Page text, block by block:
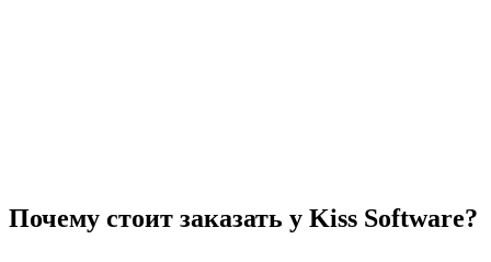
Почему стоит заказать у Kiss Software?